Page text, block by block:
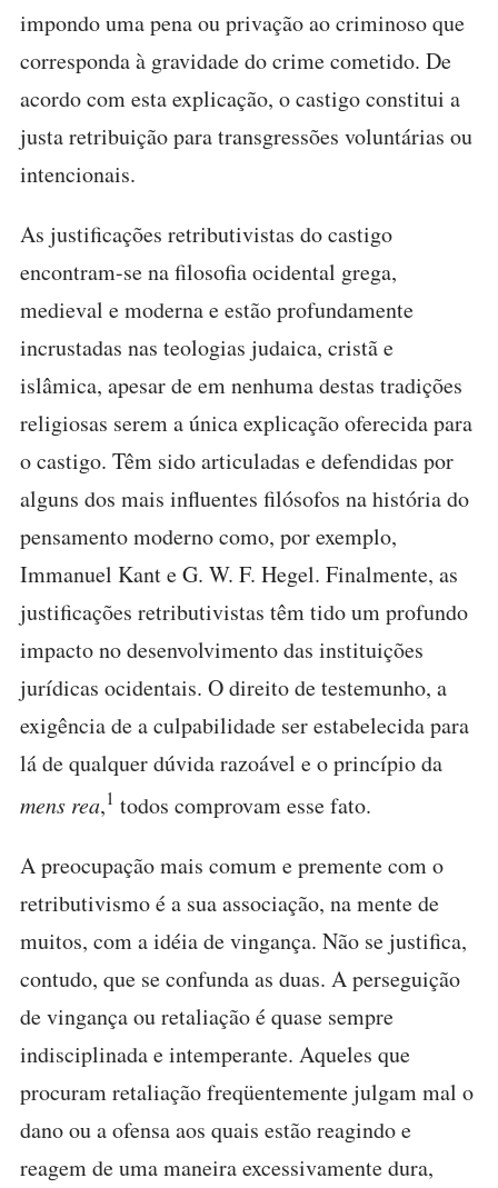
impondo uma pena ou privação ao criminoso que
corresponda à gravidade do crime cometido. De
acordo com esta explicação, o castigo constitui a
justa retribuição para transgressões voluntárias ou
intencionais.
As justificações retributivistas do castigo
encontram-se na filosofia ocidental grega,
medieval e moderna e estão profundamente
incrustadas nas teologias judaica, cristã e
islâmica, apesar de em nenhuma destas tradições
religiosas serem a única explicação oferecida para
o castigo. Têm sido articuladas e defendidas por
alguns dos mais influentes filósofos na história do
pensamento moderno como, por exemplo,
Immanuel Kant e G. W. F. Hegel. Finalmente, as
justificações retributivistas têm tido um profundo
impacto no desenvolvimento das instituições
jurídicas ocidentais. O direito de testemunho, a
exigência de a culpabilidade ser estabelecida para
lá de qualquer dúvida razoável e o princípio da
mens rea,1 todos comprovam esse fato.
A preocupação mais comum e premente com o
retributivismo é a sua associação, na mente de
muitos, com a idéia de vingança. Não se justifica,
contudo, que se confunda as duas. A perseguição
de vingança ou retaliação é quase sempre
indisciplinada e intemperante. Aqueles que
procuram retaliação freqüentemente julgam mal o
dano ou a ofensa aos quais estão reagindo e
reagem de uma maneira excessivamente dura,